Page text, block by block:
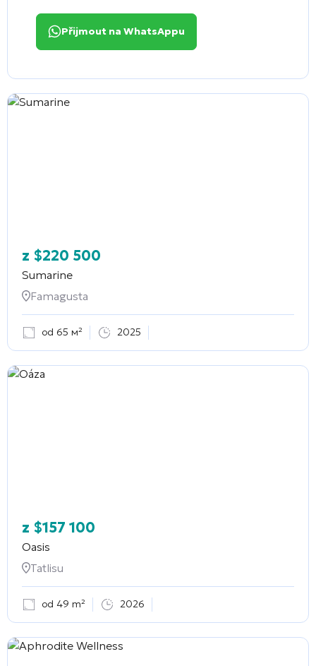
Přijmout na WhatsAppu
z $220 500
Sumarine
Famagusta
od 65 м² 2025
z $157 100
Oasis
Tatlisu
od 49 m² 2026